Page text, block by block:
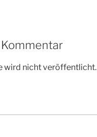
wird nicht veröffentlicht.